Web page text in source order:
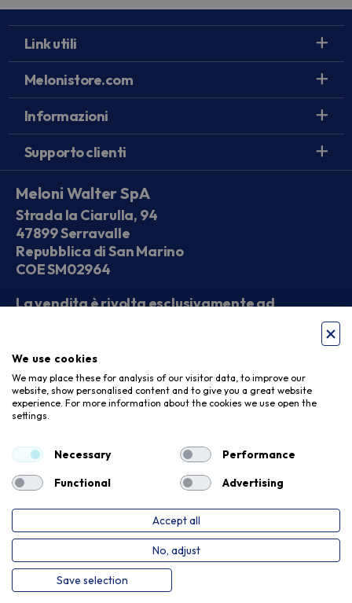
Link utili
Melonistore.com
Informazioni
Supporto clienti
Meloni Walter SpA
Strada la Ciarulla, 94
47899 Serravalle
Repubblica di San Marino
COE SM02964
La vendita è rivolta esclusivamente ad
Accettiamo
Seguici sui social
Copyright © 2026. Meloni Store. Tutti i diritti riservati
Privacy Policy Cookie Policy
We use cookies
We may place these for analysis of our visitor data, to improve our
website, show personalised content and to give you a great website
experience. For more information about the cookies we use open the
settings.
Necessary
Performance
Functional
Advertising
Accept all
No, adjust
Save selection